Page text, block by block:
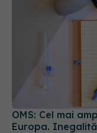
OMS: Cel mai
Europa.